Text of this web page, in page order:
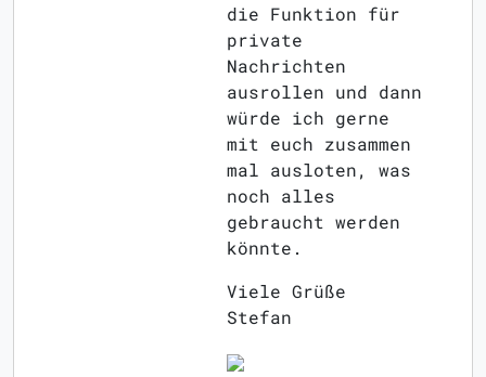
die Funktion für
private
Nachrichten
ausrollen und dann
würde ich gerne
mit euch zusammen
mal ausloten, was
noch alles
gebraucht werden
könnte.
Viele Grüße
Stefan